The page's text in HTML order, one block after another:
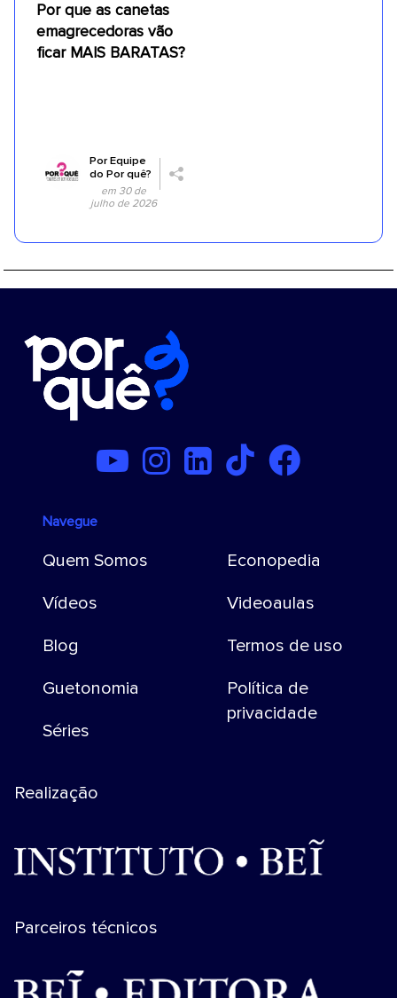
Por que as canetas
emagrecedoras vão
ficar MAIS BARATAS?
PorEquipe
do Por quê?
em 30 de
julho de 2026
Navegue
Quem Somos
Vídeos
Blog
Guetonomia
Séries
Econopedia
Videoaulas
Termos de uso
Política de
privacidade
Realização
Parceiros técnicos